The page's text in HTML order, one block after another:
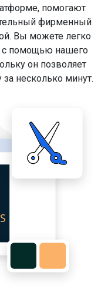
помогают
фирменный
Вы можете легко
с помощью нашего
он позволяет
несколько минут.